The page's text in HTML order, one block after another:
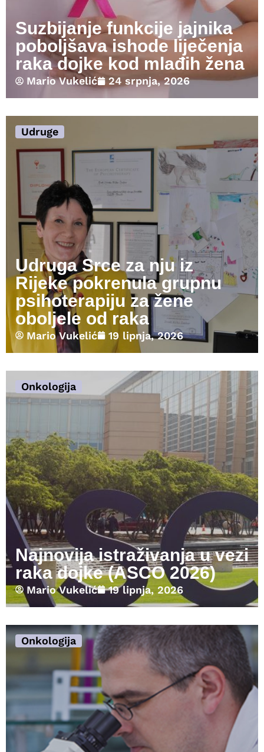
Suzbijanje funkcije jajnika
poboljšava ishode liječenja
raka dojke kod mlađih žena
Mario Vukelić 24 srpnja, 2026
Udruge
Udruga Srce za nju iz
Rijeke pokrenula grupnu
psihoterapiju za žene
oboljele od raka
Mario Vukelić 19 lipnja, 2026
Onkologija
Najnovija istraživanja u vezi
raka dojke (ASCO 2026)
Mario Vukelić 19 lipnja, 2026
Onkologija